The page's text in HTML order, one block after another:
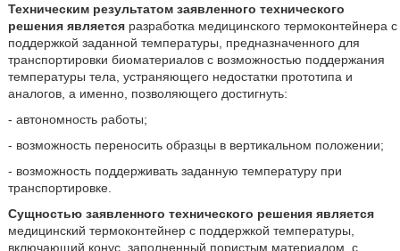
Техническим результатом заявленного технического
решения является разработка медицинского термоконтейнера с
поддержкой заданной температуры, предназначенного для
транспортировки биоматериалов с возможностью поддержания
температуры тела, устраняющего недостатки прототипа и
аналогов, а именно, позволяющего достигнуть:
- автономность работы;
- возможность переносить образцы в вертикальном положении;
- возможность поддерживать заданную температуру при
транспортировке.
Сущностью заявленного технического решения является
медицинский термоконтейнер с поддержкой температуры,
включающий конус, заполненный пористым материалом, с